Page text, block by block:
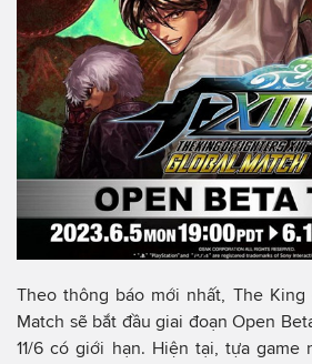
Theo thông báo mới nhất, The King
Match sẽ bắt đầu giai đoạn Open
11/6 có giới hạn. Hiện tại, tựa game